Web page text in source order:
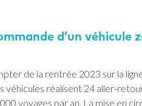
d’un véhicule
de la rentrée 2023 sur la
réalisent 24 aller-
voyages par an. La mise en